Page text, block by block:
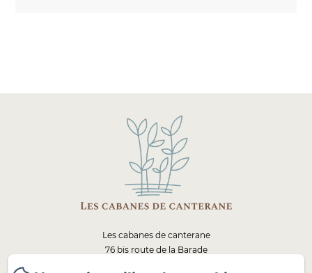
Les cabanes de canterane
76 bis route de la Barade